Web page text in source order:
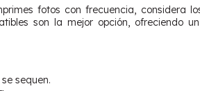
fotos con frecuencia, considera
son la mejor opción, ofreciendo
sequen.